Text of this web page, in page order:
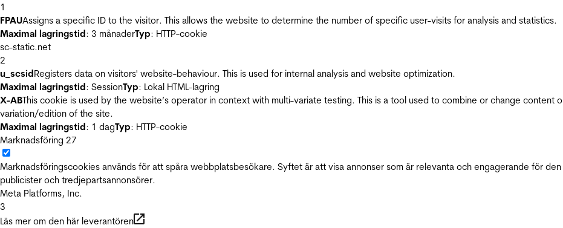
1
FPAUAssigns a specific ID to the visitor. This allows the website to determine the number of specific user-visits for analysis and statistics.
Maximal lagringstid: 3 månaderTyp: HTTP-cookie
sc-static.net
2
u_scsidRegisters data on visitors' website-behaviour. This is used for internal analysis and website optimization.
Maximal lagringstid: SessionTyp: Lokal HTML-lagring
X-ABThis cookie is used by the website’s operator in context with multi-variate testing. This is a tool used to combine or change
variation/edition of the site.
Maximal lagringstid: 1 dagTyp: HTTP-cookie
Marknadsföring 27
Marknadsföringscookies används för att spåra webbplatsbesökare. Syftet är att visa annonser som är relevanta och engagerande för
publicister och tredjepartsannonsörer.
Meta Platforms, Inc.
3
Läs mer om den här leverantören